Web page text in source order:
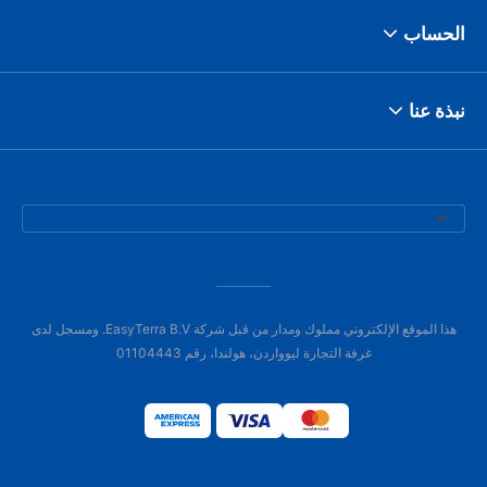
الحساب
نبذة عنا
هذا الموقع الإلكتروني مملوك ومدار من قبل شركة EasyTerra B.V. ومسجل لدى
غرفة التجارة ليوواردن، هولندا، رقم 01104443